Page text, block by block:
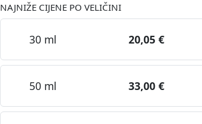
NAJNIŽE CIJENE PO VELIČINI
30 ml 20,05 €
50 ml 33,00 €